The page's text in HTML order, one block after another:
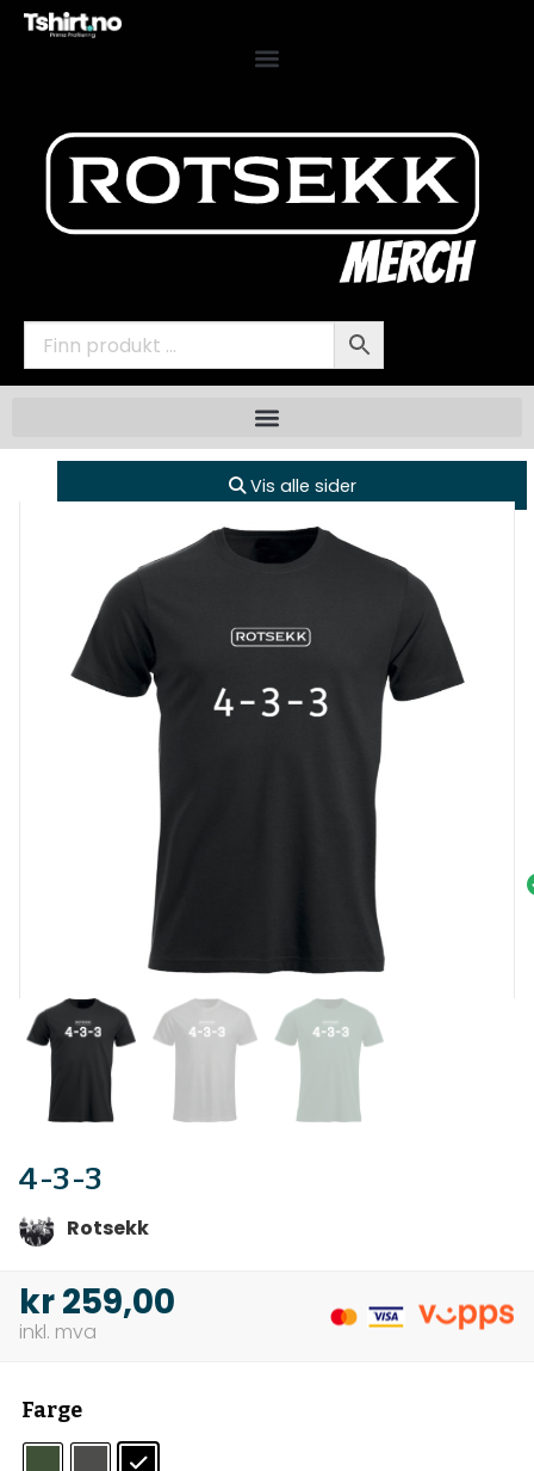
Vis alle sider
4-3-3
Rotsekk
kr259,00
Farge